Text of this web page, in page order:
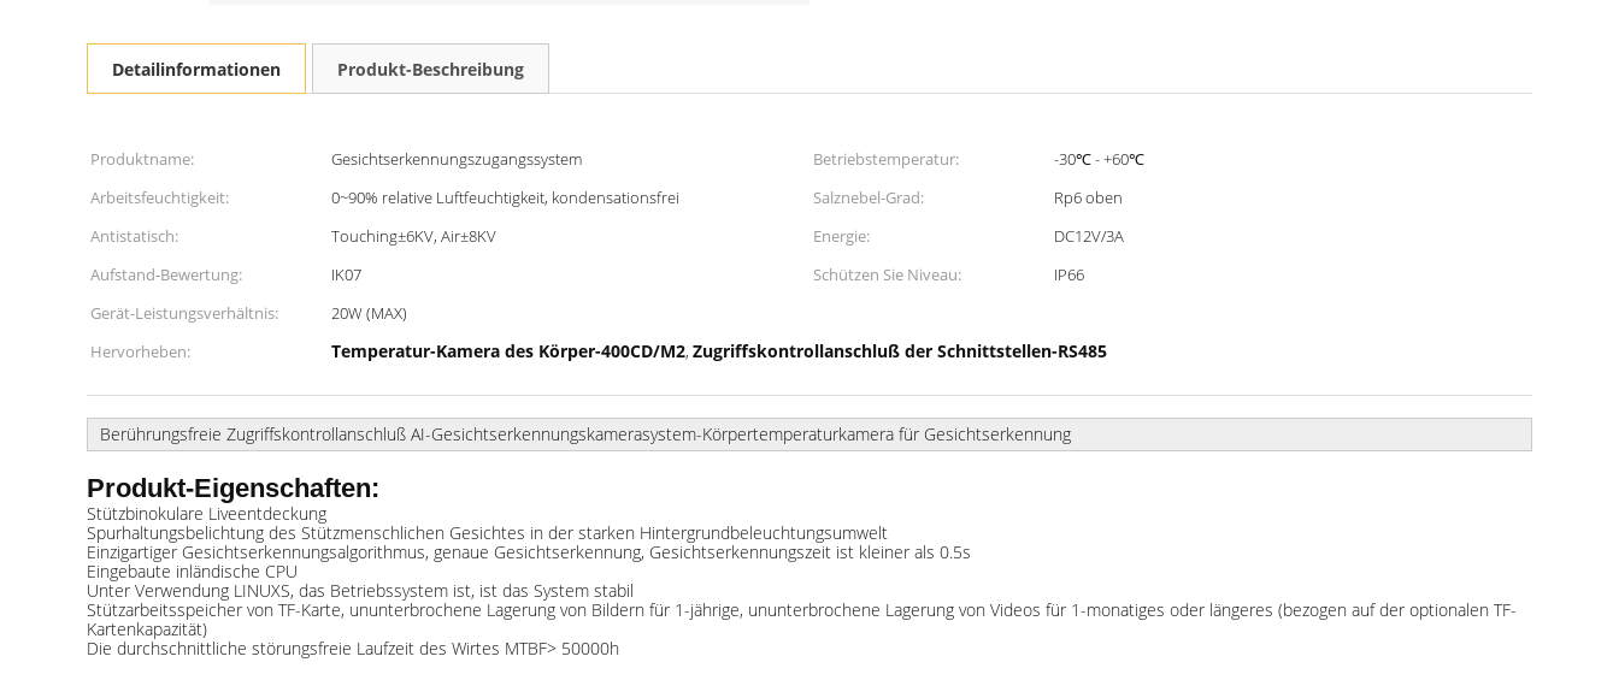
Detailinformationen Produkt-Beschreibung
Produktname: Gesichtserkennungszugangssystem Betriebstemperatur:
-30℃ - +60℃
Arbeitsfeuchtigkeit:
0~90% relative Luftfeuchtigkeit, kondensationsfrei Salznebel-Grad:
Rp6 oben
Antistatisch:
Touching±6KV, Air±8KV Energie:
DC12V/3A
Aufstand-Bewertung:
IK07 Schützen Sie Niveau:
IP66
Gerät-Leistungsverhältnis:
20W (MAX)
Hervorheben:
Temperatur-Kamera des Körper-400CD/M2, Zugriffskontrollanschluß der Schnittstellen-RS485
Berührungsfreie Zugriffskontrollanschluß AI-Gesichtserkennungskamerasystem-Körpertemperaturkamera für Gesichtserkennung
Produkt-Eigenschaften:
Stützbinokulare Liveentdeckung
Spurhaltungsbelichtung des Stützmenschlichen Gesichtes in der starken Hintergrundbeleuchtungsumwelt
Einzigartiger Gesichtserkennungsalgorithmus, genaue Gesichtserkennung, Gesichtserkennungszeit ist kleiner als 0.5s
Eingebaute inländische CPU
Unter Verwendung LINUXS, das Betriebssystem ist, ist das System stabil
Stützarbeitsspeicher von TF-Karte, ununterbrochene Lagerung von Bildern für 1-jährige, ununterbrochene Lagerung von Videos für 1-monatiges oder längeres (bezogen auf der optionalen TF-
Kartenkapazität)
Die durchschnittliche störungsfreie Laufzeit des Wirtes MTBF> 50000h